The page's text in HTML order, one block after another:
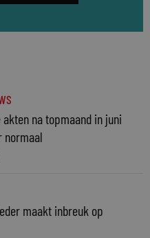
na topmaand in juni
normaal
maakt inbreuk op